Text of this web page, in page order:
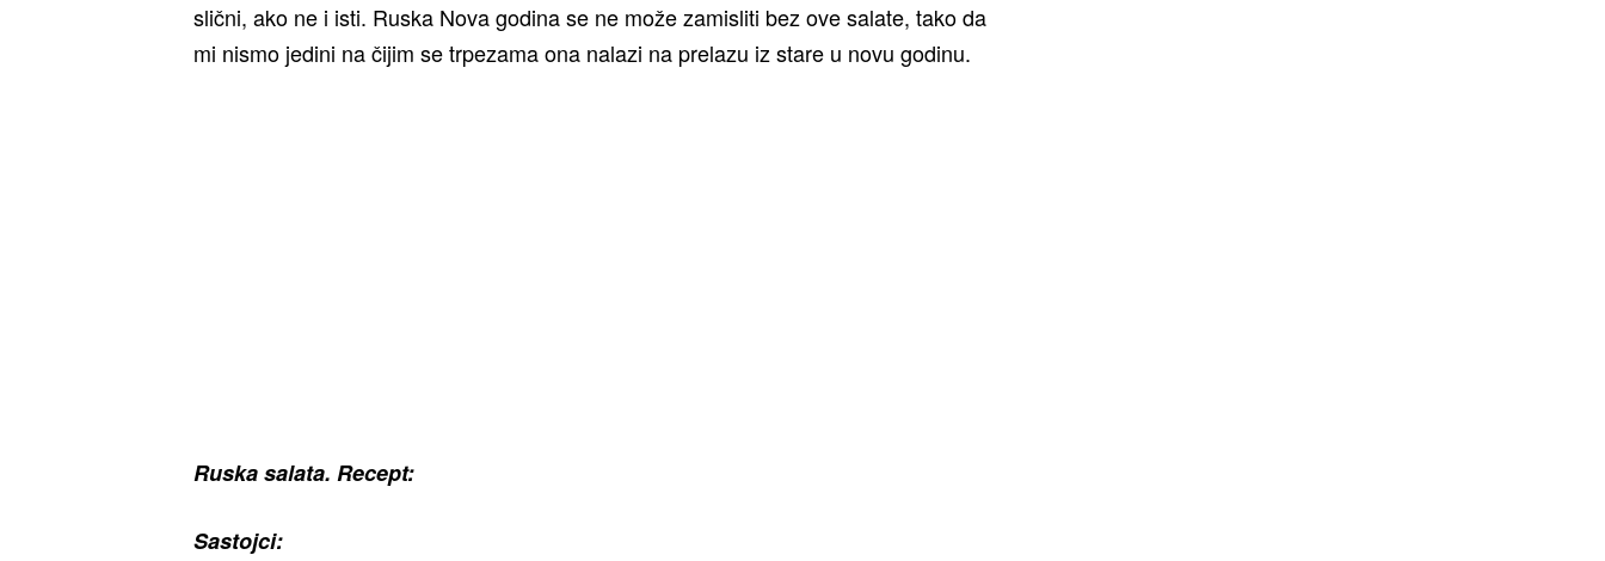
slični, ako ne i isti. Ruska Nova godina se ne može zamisliti bez ove salate, tako da
mi nismo jedini na čijim se trpezama ona nalazi na prelazu iz stare u novu godinu.
Ruska salata. Recept:
Sastojci: